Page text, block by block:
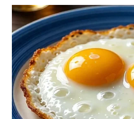
SULSEL
WN
GORONTALO
WN
SULUT
WN
MALUKU